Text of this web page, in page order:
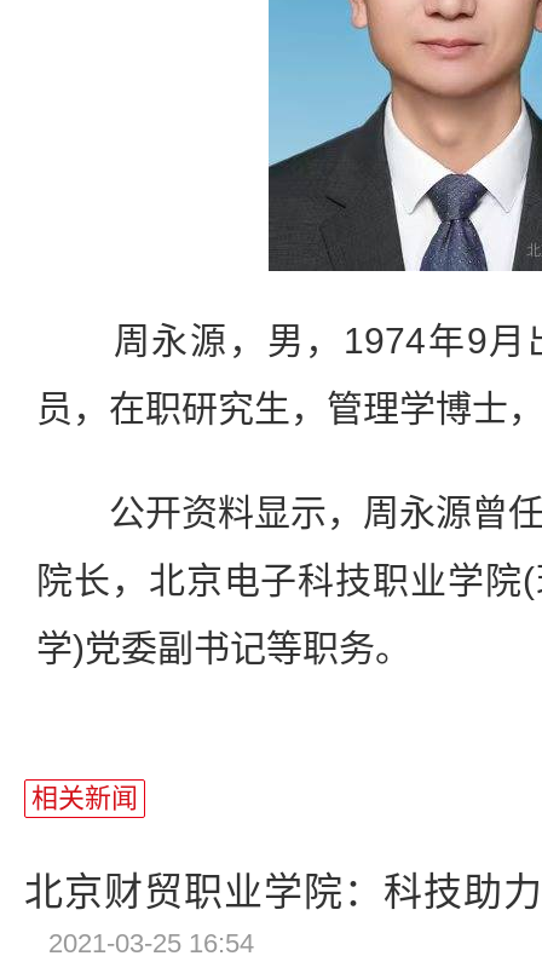
周永源，男，1974年9月
员，在职研究生，管理学博士
公开资料显示，周永源曾任
院长，北京电子科技职业学院
学)党委副书记等职务。
相关新闻
北京财贸职业学院：科技助
2021-03-25 16:54